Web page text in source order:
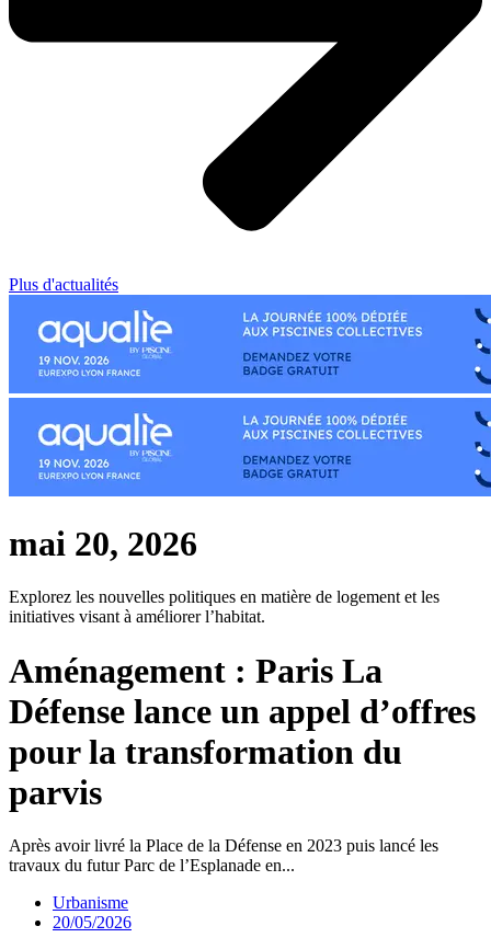
Plus d'actualités
mai 20, 2026
Explorez les nouvelles politiques en matière de logement et les
initiatives visant à améliorer l’habitat.
Aménagement : Paris La
Défense lance un appel d’offres
pour la transformation du
parvis
Après avoir livré la Place de la Défense en 2023 puis lancé les
travaux du futur Parc de l’Esplanade en...
Urbanisme
20/05/2026